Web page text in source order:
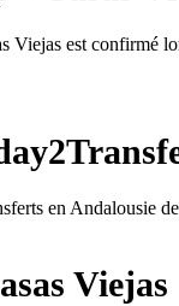
Viejas est confirmé
en Andalousie
Viejas